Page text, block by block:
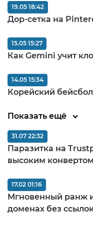
Дор-сетка на
19.05 18:42
Как Gemini учит
15.05 15:27
Корейский
14.05 15:34
Показать ещё
Паразитка на
высоким конвертом
31.07 22:32
Мгновенный ранж
доменах без
17.02 01:16